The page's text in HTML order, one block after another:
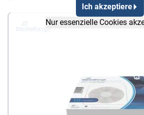
Ich akzeptiere
Nur essenzielle Cookies